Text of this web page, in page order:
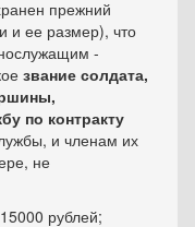
прежний
и ее размер), что
-
звание солдата,
по контракту
и членам их
не
рублей;